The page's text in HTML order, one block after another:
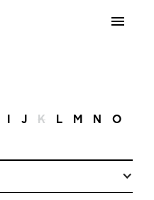
I J K L M N O